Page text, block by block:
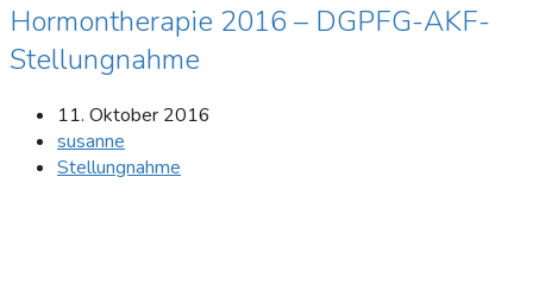
Hormontherapie 2016 – DGPFG-AKF-
Stellungnahme
11. Oktober 2016
susanne
Stellungnahme